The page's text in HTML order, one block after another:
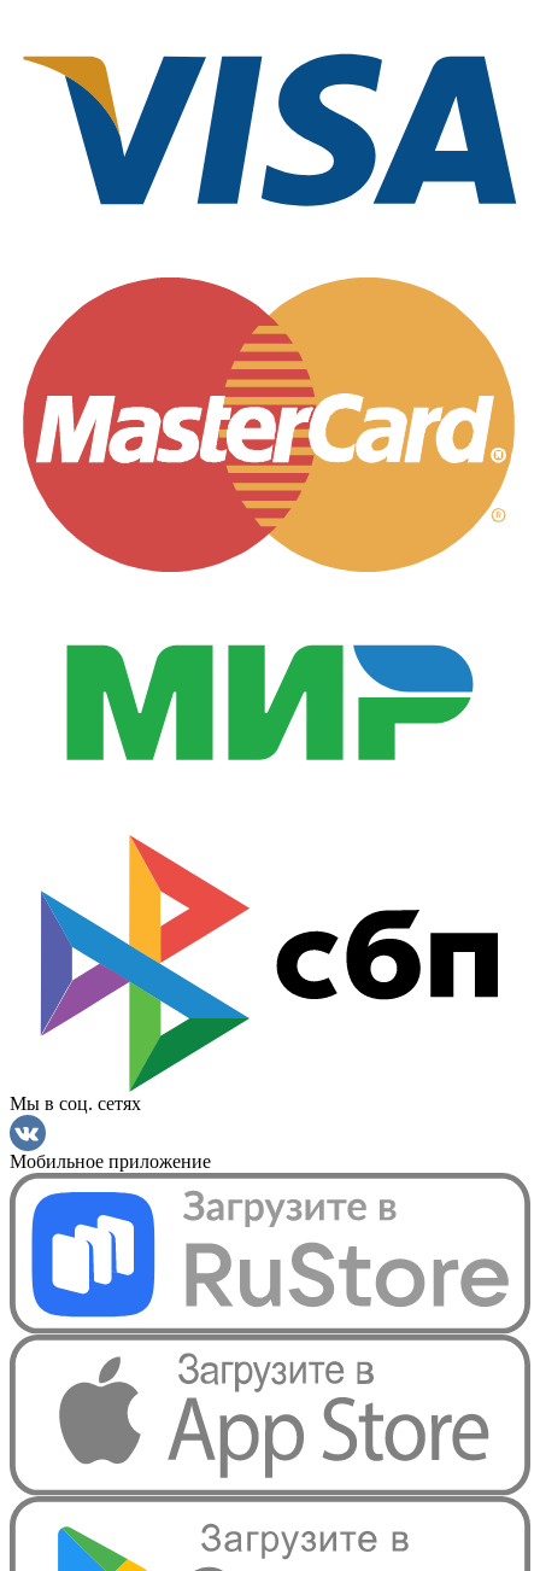
Мы в соц. сетях
Мобильное приложение